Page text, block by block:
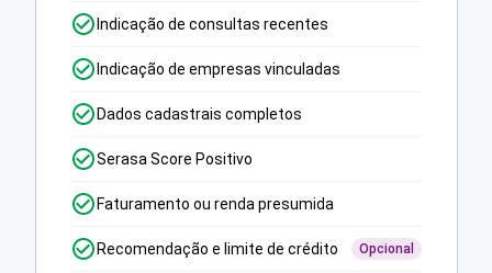
Indicação de consultas recentes
Indicação de empresas vinculadas
Dados cadastrais completos
Serasa Score Positivo
Faturamento ou renda presumida
Recomendação e limite de crédito Opcional